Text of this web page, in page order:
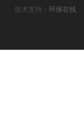
技术支持： 环保在线